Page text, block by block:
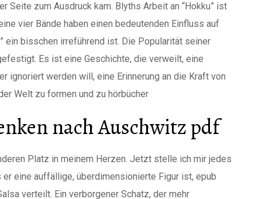
Seite zum Ausdruck kam. Blyths Arbeit an “Hokku” ist
vier Bände haben einen bedeutenden Einfluss auf
ein bisschen irreführend ist. Die Popularität seiner
Es ist eine Geschichte, die verweilt, eine
ignoriert werden will, eine Erinnerung an die Kraft von
Welt zu formen und zu hörbücher
nach Auschwitz pdf
Platz in meinem Herzen. Jetzt stelle ich mir jedes
eine auffällige, überdimensionierte Figur ist, epub
verteilt. Ein verborgener Schatz, der mehr